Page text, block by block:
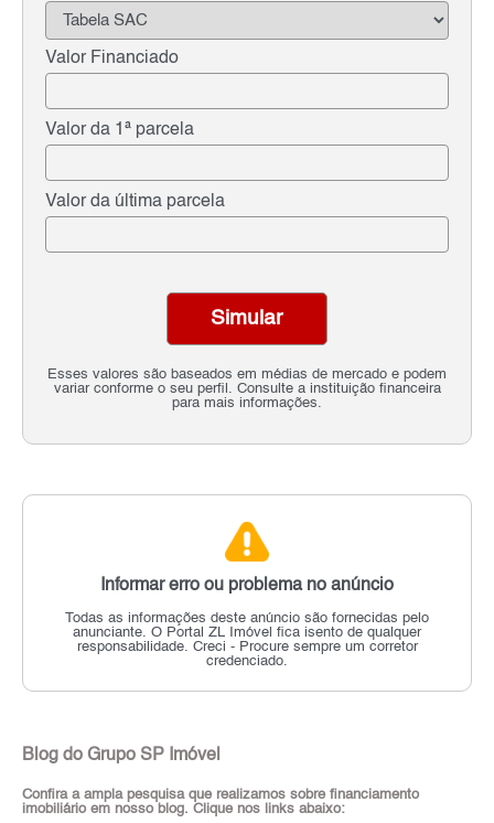
Valor Financiado
Valor da 1ª parcela
Valor da última parcela
Esses valores são baseados em médias de mercado e podem
variar conforme o seu perfil. Consulte a instituição financeira
para mais informações.
Simular
Informar erro ou problema no anúncio
Todas as informações deste anúncio são fornecidas pelo
anunciante. O Portal ZL Imóvel fica isento de qualquer
responsabilidade. Creci - Procure sempre um corretor
credenciado.
Blog do Grupo SP Imóvel
Confira a ampla pesquisa que realizamos sobre financiamento
imobiliário em nosso blog. Clique nos links abaixo: